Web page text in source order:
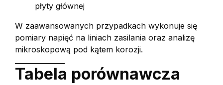
płyty głównej
W zaawansowanych przypadkach wykonuje się
pomiary napięć na liniach zasilania oraz analizę
mikroskopową pod kątem korozji.
Tabela porównawcza